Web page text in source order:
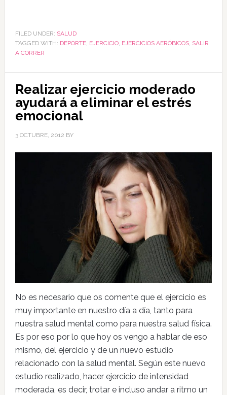
FILED UNDER: SALUD
TAGGED WITH: DEPORTE, EJERCICIO, EJERCICIOS AERÓBICOS, SALIR
A CORRER
Realizar ejercicio moderado
ayudará a eliminar el estrés
emocional
3 OCTUBRE, 2012 BY
No es necesario que os comente que el ejercicio es
muy importante en nuestro día a día, tanto para
nuestra salud mental como para nuestra salud física.
Es por eso por lo que hoy os vengo a hablar de eso
mismo, del ejercicio y de un nuevo estudio
relacionado con la salud mental. Según este nuevo
estudio realizado, hacer ejercicio de intensidad
moderada, es decir, trotar e incluso andar a ritmo un